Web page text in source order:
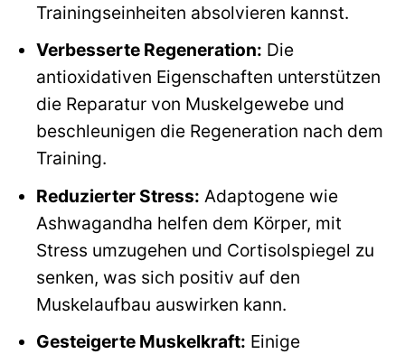
Trainingseinheiten absolvieren kannst.
Verbesserte Regeneration: Die
antioxidativen Eigenschaften unterstützen
die Reparatur von Muskelgewebe und
beschleunigen die Regeneration nach dem
Training.
Reduzierter Stress: Adaptogene wie
Ashwagandha helfen dem Körper, mit
Stress umzugehen und Cortisolspiegel zu
senken, was sich positiv auf den
Muskelaufbau auswirken kann.
Gesteigerte Muskelkraft: Einige